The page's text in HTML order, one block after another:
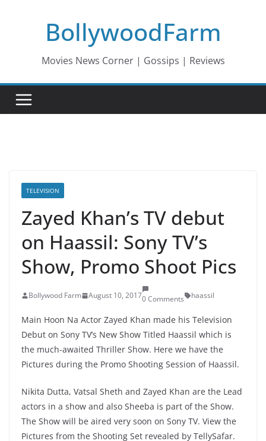
BollywoodFarm
Movies News Corner | Gossips | Reviews
TELEVISION
Zayed Khan’s TV debut
on Haassil: Sony TV’s
Show, Promo Shoot Pics
Bollywood Farm August 10, 20170 Comments haassil
Main Hoon Na Actor Zayed Khan made his Television
Debut on Sony TV’s New Show Titled Haassil which is
the much-awaited Thriller Show. Here we have the
Pictures during the Promo Shooting Session of Haassil.
Nikita Dutta, Vatsal Sheth and Zayed Khan are the Lead
actors in a show and also Sheeba is part of the Show.
The Show will be aired very soon on Sony TV. View the
Pictures from the Shooting Set revealed by TellySafar.